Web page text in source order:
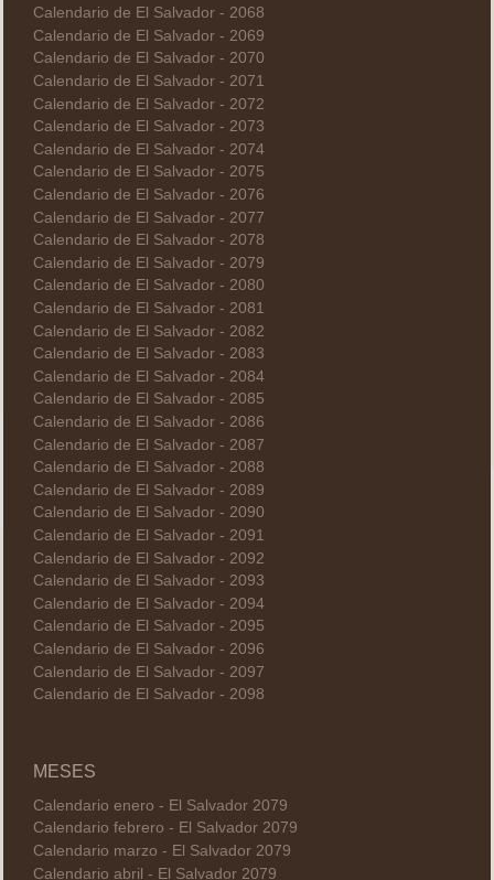
Calendario de El Salvador - 2068
Calendario de El Salvador - 2069
Calendario de El Salvador - 2070
Calendario de El Salvador - 2071
Calendario de El Salvador - 2072
Calendario de El Salvador - 2073
Calendario de El Salvador - 2074
Calendario de El Salvador - 2075
Calendario de El Salvador - 2076
Calendario de El Salvador - 2077
Calendario de El Salvador - 2078
Calendario de El Salvador - 2079
Calendario de El Salvador - 2080
Calendario de El Salvador - 2081
Calendario de El Salvador - 2082
Calendario de El Salvador - 2083
Calendario de El Salvador - 2084
Calendario de El Salvador - 2085
Calendario de El Salvador - 2086
Calendario de El Salvador - 2087
Calendario de El Salvador - 2088
Calendario de El Salvador - 2089
Calendario de El Salvador - 2090
Calendario de El Salvador - 2091
Calendario de El Salvador - 2092
Calendario de El Salvador - 2093
Calendario de El Salvador - 2094
Calendario de El Salvador - 2095
Calendario de El Salvador - 2096
Calendario de El Salvador - 2097
Calendario de El Salvador - 2098
MESES
Calendario enero - El Salvador 2079
Calendario febrero - El Salvador 2079
Calendario marzo - El Salvador 2079
Calendario abril - El Salvador 2079